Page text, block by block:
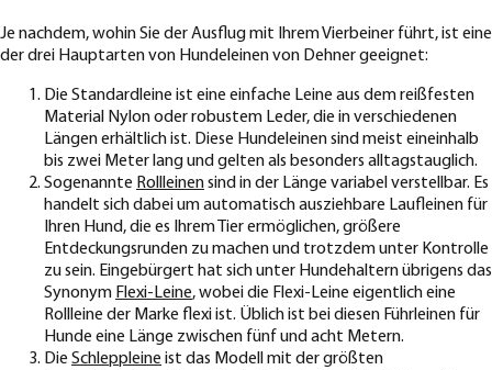
Je nachdem, wohin Sie der Ausflug mit Ihrem Vierbeiner führt, ist eine
der drei Hauptarten von Hundeleinen von Dehner geeignet:
Die Standardleine ist eine einfache Leine aus dem reißfesten
Material Nylon oder robustem Leder, die in verschiedenen
Längen erhältlich ist. Diese Hundeleinen sind meist eineinhalb
bis zwei Meter lang und gelten als besonders alltagstauglich.
Sogenannte Rollleinensind in der Länge variabel verstellbar. Es
handelt sich dabei um automatisch ausziehbare Laufleinen für
Ihren Hund, die es Ihrem Tier ermöglichen, größere
Entdeckungsrunden zu machen und trotzdem unter Kontrolle
zu sein. Eingebürgert hat sich unter Hundehaltern übrigens das
Synonym Flexi-Leine, wobei die Flexi-Leine eigentlich eine
Rollleine der Marke flexi ist. Üblich ist bei diesen Führleinen für
Hunde eine Länge zwischen fünf und acht Metern.
Die Schleppleine ist das Modell mit der größten